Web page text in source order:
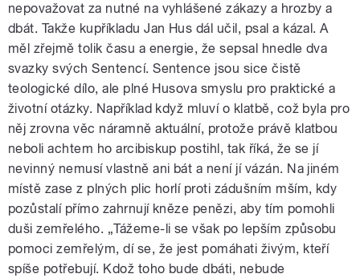
nepovažovat za nutné na vyhlášené zákazy a hrozby a
dbát. Takže kupříkladu Jan Hus dál učil, psal a kázal. A
měl zřejmě tolik času a energie, že sepsal hnedle dva
svazky svých Sentencí. Sentence jsou sice čistě
teologické dílo, ale plné Husova smyslu pro praktické a
životní otázky. Například když mluví o klatbě, což byla pro
něj zrovna věc náramně aktuální, protože právě klatbou
neboli achtem ho arcibiskup postihl, tak říká, že se jí
nevinný nemusí vlastně ani bát a není jí vázán. Na jiném
místě zase z plných plic horlí proti zádušním mším, kdy
pozůstalí přímo zahrnují kněze penězi, aby tím pomohli
duši zemřelého. „Tážeme-li se však po lepším způsobu
pomoci zemřelým, dí se, že jest pomáhati živým, kteří
spíše potřebují. Kdož toho bude dbáti, nebude